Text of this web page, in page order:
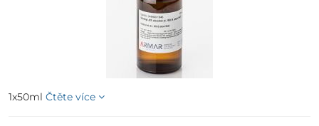
1x50ml Čtěte více